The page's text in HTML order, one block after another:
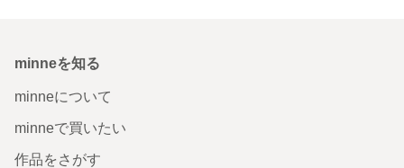
minneを知る
minneについて
minneで買いたい
作品をさがす